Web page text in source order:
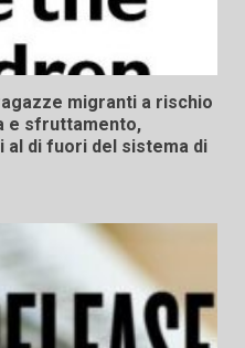
migranti a rischio
e sfruttamento,
di fuori del sistema di